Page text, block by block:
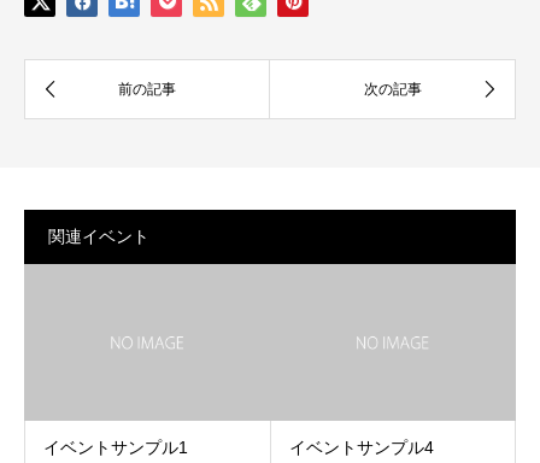
関連イベント
イベントサンプル1 イベントサンプル4